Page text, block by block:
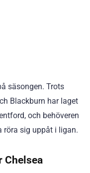
säsongen. Trots
Blackburn har laget
och behöveren
röra sig uppåt i ligan.
Chelsea